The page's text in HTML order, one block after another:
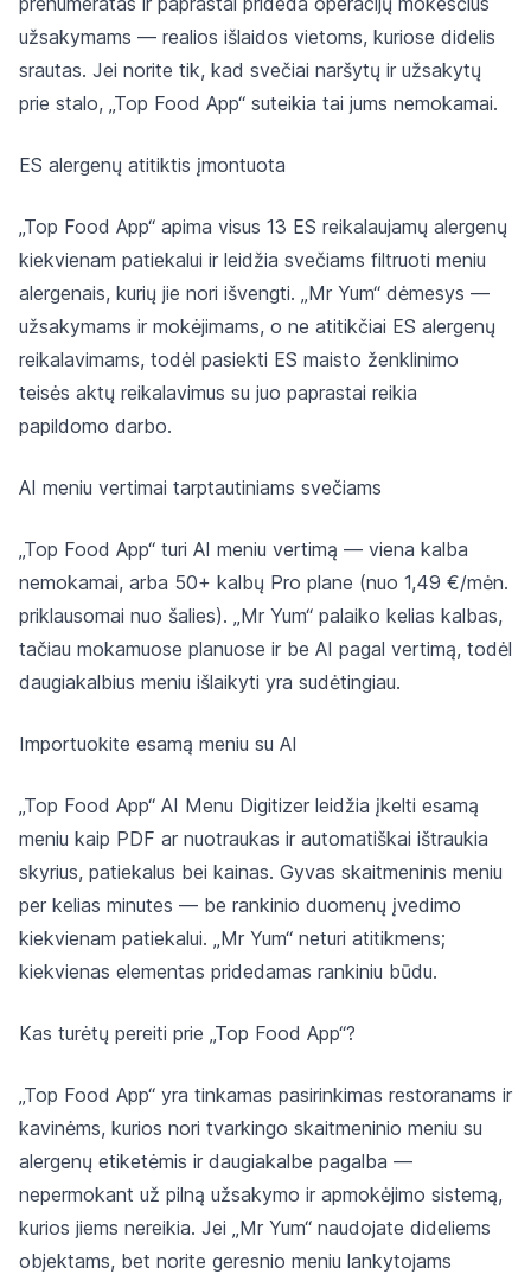
užsakymams — realios išlaidos vietoms, kuriose didelis
srautas. Jei norite tik, kad svečiai naršytų ir užsakytų
prie stalo, „Top Food App“ suteikia tai jums nemokamai.
ES alergenų atitiktis įmontuota
„Top Food App“ apima visus 13 ES reikalaujamų alergenų
kiekvienam patiekalui ir leidžia svečiams filtruoti meniu
alergenais, kurių jie nori išvengti. „Mr Yum“ dėmesys —
užsakymams ir mokėjimams, o ne atitikčiai ES alergenų
reikalavimams, todėl pasiekti ES maisto ženklinimo
teisės aktų reikalavimus su juo paprastai reikia
papildomo darbo.
AI meniu vertimai tarptautiniams svečiams
„Top Food App“ turi AI meniu vertimą — viena kalba
nemokamai, arba 50+ kalbų Pro plane (nuo 1,49 €/mėn.
priklausomai nuo šalies). „Mr Yum“ palaiko kelias kalbas,
tačiau mokamuose planuose ir be AI pagal vertimą, todėl
daugiakalbius meniu išlaikyti yra sudėtingiau.
Importuokite esamą meniu su AI
„Top Food App“ AI Menu Digitizer leidžia įkelti esamą
meniu kaip PDF ar nuotraukas ir automatiškai ištraukia
skyrius, patiekalus bei kainas. Gyvas skaitmeninis meniu
per kelias minutes — be rankinio duomenų įvedimo
kiekvienam patiekalui. „Mr Yum“ neturi atitikmens;
kiekvienas elementas pridedamas rankiniu būdu.
Kas turėtų pereiti prie „Top Food App“?
„Top Food App“ yra tinkamas pasirinkimas restoranams ir
kavinėms, kurios nori tvarkingo skaitmeninio meniu su
alergenų etiketėmis ir daugiakalbe pagalba —
nepermokant už pilną užsakymo ir apmokėjimo sistemą,
kurios jiems nereikia. Jei „Mr Yum“ naudojate dideliems
objektams, bet norite geresnio meniu lankytojams